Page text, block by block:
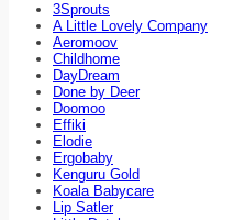
3Sprouts
A Little Lovely Company
Aeromoov
Childhome
DayDream
Done by Deer
Doomoo
Effiki
Elodie
Ergobaby
Kenguru Gold
Koala Babycare
Lip Satler